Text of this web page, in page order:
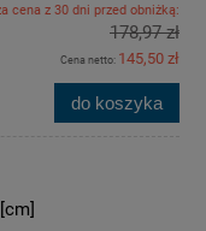
cena z 30 dni przed obniżką:
178,97 zł
Cena netto: 145,50 zł
do koszyka